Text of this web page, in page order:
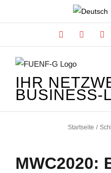
Inhalt
Facebook
IHR
BUSINESS-
Startseite
MWC2020: